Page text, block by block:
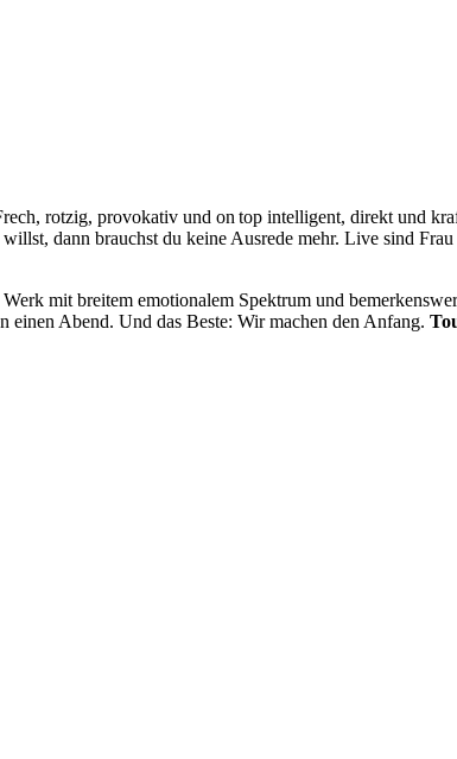
rotzig, provokativ und on top intelligent, direkt und
dann brauchst du keine Ausrede mehr. Live sind Frau
mit breitem emotionalem Spektrum und
einen Abend. Und das Beste: Wir machen den Anfang.